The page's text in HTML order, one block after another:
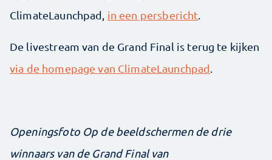
ClimateLaunchpad, in een persbericht
De livestream van de Grand Final is terug te kijken
via de homepage van ClimateLaunchpad
Openingsfoto Op de beeldschermen de drie
winnaars van de Grand Final van